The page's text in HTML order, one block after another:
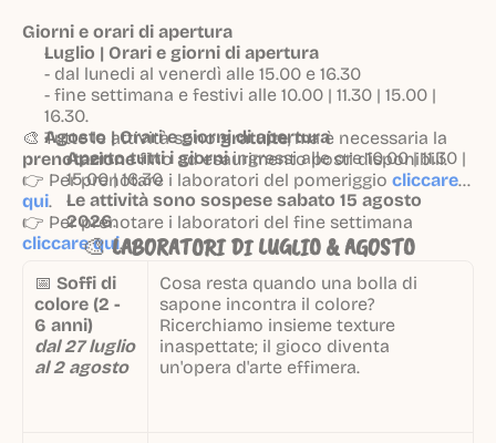
Giorni e orari di apertura
Luglio | Orari e giorni di apertura
- dal lunedi al venerdì alle 15.00 e 16.30
- fine settimana e festivi alle 10.00 | 11.30 | 15.00 |
16.30.
Agosto | Orari e giorni di apertura
Aperto tutti i giorniingressi alle ore 10.00 | 11.30 |
15.00 | 16.30
Le attività sono sospese sabato 15 agosto
2026.
🎨 Tutte le attività sonogratuite, ma è necessaria la
prenotazionefino ad esaurimento posti disponibili.
👉 Per prenotare i laboratori del pomeriggio cliccare
qui.
👉 Per prenotare i laboratori del fine settimana
cliccare qui.
🎨LABORATORI DI LUGLIO & AGOSTO
📅 Soffi di
colore (2 -
6 anni)
dal 27 luglio
al 2 agosto
Cosa resta quando una bolla di
sapone incontra il colore?
Ricerchiamo insieme texture
inaspettate; il gioco diventa
un'opera d'arte effimera.